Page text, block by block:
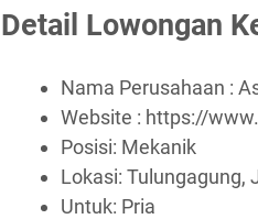
Detail Lowongan
Nama Perusahaan :
Website : https://
Posisi: Mekanik
Lokasi: Tulungagung,
Untuk: Pria